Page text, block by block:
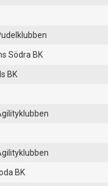
Södra BK
BK
BK